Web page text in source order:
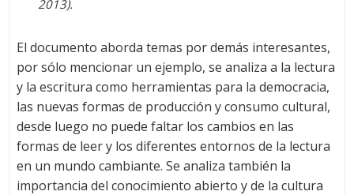
2013).
El documento aborda temas por demás interesantes,
por sólo mencionar un ejemplo, se analiza a la lectura
y la escritura como herramientas para la democracia,
las nuevas formas de producción y consumo cultural,
desde luego no puede faltar los cambios en las
formas de leer y los diferentes entornos de la lectura
en un mundo cambiante. Se analiza también la
importancia del conocimiento abierto y de la cultura